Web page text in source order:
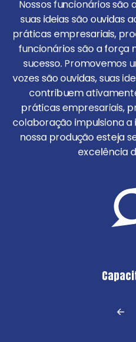
Nossos funcionários são
suas ideias são ouvidas
práticas empresariais,
funcionários são a força
sucesso. Promovemos
vozes são ouvidas, suas
contribuem
práticas empresariais,
colaboração impulsiona
nossa produção esteja
excelência